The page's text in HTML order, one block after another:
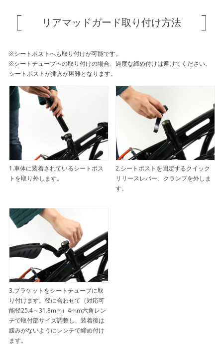
リアマッドガード取り付け方法
※シートポストへも取り付けが可能です。
※シートチューブへの取り付けの場合、過度な締め付けは避けてください。
シートポストが挿入が困難となります。
1.車体に装着されているシートポス
トを取り外します。
2.シートポストを固定するクイック
リリースレバー、クランプを外しま
す。
3.ブラケットをシートチューブに取
り付けます。径に合わせて（対応可
能径25.4～31.8mm）4mm六角レン
チで取付部サイズ調整し、装着後は
緩みがないようにレンチで締め付け
ます。